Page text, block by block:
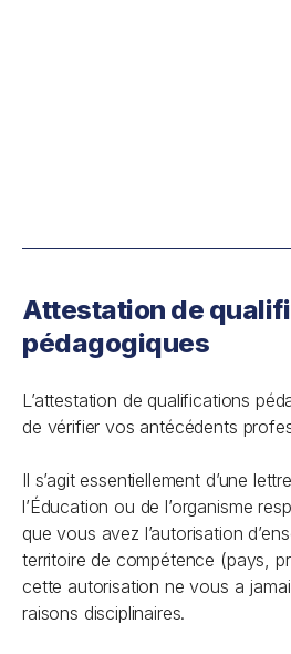
Attestation de
pédagogiques
L’attestation de qualifications
de vérifier vos antécédents
Il s’agit essentiellement d’une
l’Éducation ou de l’organisme
que vous avez l’autorisation
territoire de compétence (pays,
cette autorisation ne vous a
raisons disciplinaires.